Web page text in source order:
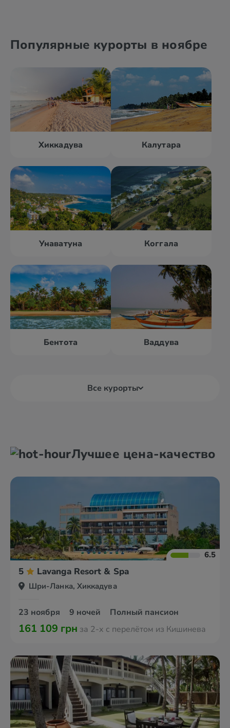
Популярные курорты в ноябре
Хиккадува Калутара
Унаватуна Коггала
Бентота Ваддува
Все курорты
Анурадхапура Ахунгалла
Лучшее цена-качество
6.5
5 Lavanga Resort & Spa
Шри-Ланка, Хиккадува
23 ноября 9 ночей Полный пансион
161 109 грн за 2-х с перелётом из Кишинева